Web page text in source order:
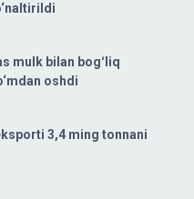
mulk bilan bogʻliq
oshdi
3,4 ming tonnani